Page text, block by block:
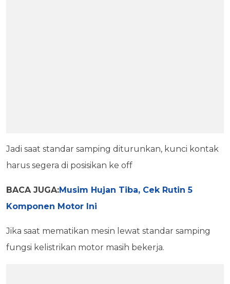
Jadi saat standar samping diturunkan, kunci kontak
harus segera di posisikan ke off
BACA JUGA:Musim Hujan Tiba, Cek Rutin 5
Komponen Motor Ini
Jika saat mematikan mesin lewat standar samping
fungsi kelistrikan motor masih bekerja.